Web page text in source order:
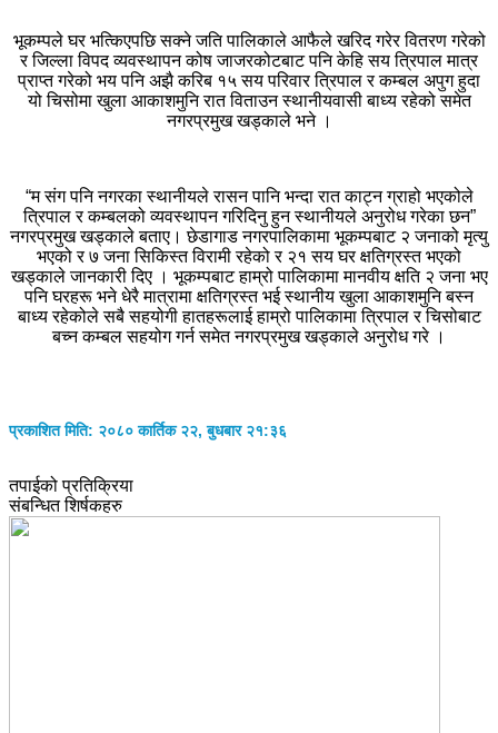
भूकम्पले घर भत्किएपछि सक्ने जति पालिकाले आफैले खरिद गरेर वितरण गरेको
र जिल्ला विपद व्यवस्थापन कोष जाजरकोटबाट पनि केहि सय त्रिपाल मात्र
प्राप्त गरेको भय पनि अझै करिब १५ सय परिवार त्रिपाल र कम्बल अपुग हुदा
यो चिसोमा खुला आकाशमुनि रात विताउन स्थानीयवासी बाध्य रहेको समेत
नगरप्रमुख खड्काले भने ।
“म संग पनि नगरका स्थानीयले रासन पानि भन्दा रात काट्न ग्राहो भएकोले
त्रिपाल र कम्बलको व्यवस्थापन गरिदिनु हुन स्थानीयले अनुरोध गरेका छन”
नगरप्रमुख खड्काले बताए। छेडागाड नगरपालिकामा भूकम्पबाट २ जनाको मृत्यु
भएको र ७ जना सिकिस्त विरामी रहेको र २१ सय घर क्षतिग्रस्त भएको
खड्काले जानकारी दिए । भूकम्पबाट हाम्रो पालिकामा मानवीय क्षति २ जना भए
पनि घरहरू भने धेरै मात्रामा क्षतिग्रस्त भई स्थानीय खुला आकाशमुनि बस्न
बाध्य रहेकोले सबै सहयोगी हातहरूलाई हाम्रो पालिकामा त्रिपाल र चिसोबाट
बच्न कम्बल सहयोग गर्न समेत नगरप्रमुख खड्काले अनुरोध गरे ।
प्रकाशित मिति: २०८० कार्तिक २२, बुधबार २१:३६
तपाईको प्रतिक्रिया
संबन्धित शिर्षकहरु